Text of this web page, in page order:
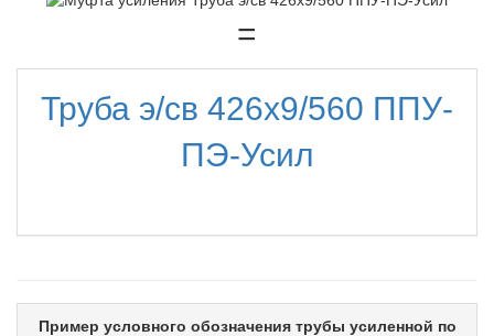
=
Труба э/св 426х9/560 ППУ-
ПЭ-Усил
Пример условного обозначения трубы усиленной по